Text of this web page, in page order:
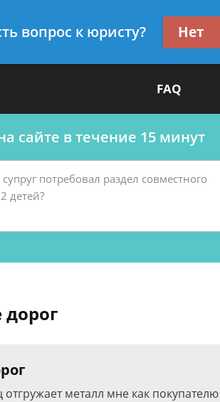
FAQ
сайте в течение 15 минут
дорог
металл мне как покупателю
вопрос к юристу? Нет